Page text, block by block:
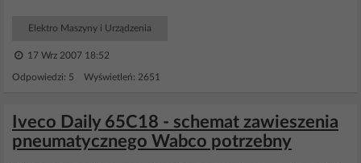
Elektro Maszyny i Urządzenia
17 Wrz 2007 18:52
Odpowiedzi: 5 Wyświetleń: 2651
Iveco Daily 65C18 - schemat zawieszenia
pneumatycznego Wabco potrzebny